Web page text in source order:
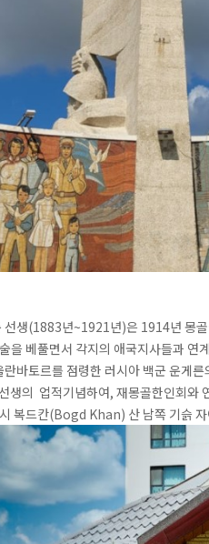
(1883년~1921년)은 1914년 몽골에
풀면서 각지의 애국지사들과 연계
르를 점령한 러시아 백군 운게른
업적기념하여, 재몽골한인회와 연
칸(Bogd Khan) 산 남쪽 기슭 자